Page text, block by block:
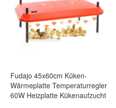
Fudajo 45x60cm Küken-
Wärmeplatte Temperaturregler
60W Heizplatte Kükenaufzucht